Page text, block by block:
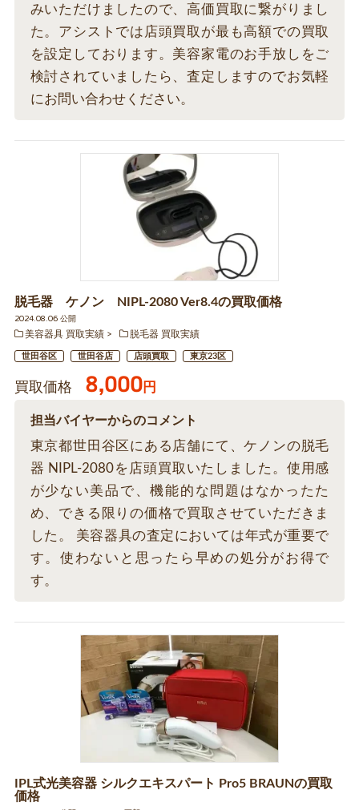
みいただけましたので、高価買取に繋がりまし
た。アシストでは店頭買取が最も高額での買取
を設定しております。美容家電のお手放しをご
検討されていましたら、査定しますのでお気軽
にお問い合わせください。
脱毛器 ケノン NIPL-2080 Ver8.4の買取価格
2024.08.06 公開
美容器具 買取実績
脱毛器 買取実績
世田谷区 世田谷店 店頭買取 東京23区
買取価格 8,000円
担当バイヤーからのコメント
東京都世田谷区にある店舗にて、ケノンの脱毛
器 NIPL-2080を店頭買取いたしました。使用感
が少ない美品で、機能的な問題はなかったた
め、できる限りの価格で買取させていただきま
した。 美容器具の査定においては年式が重要で
す。使わないと思ったら早めの処分がお得で
す。
IPL式光美容器 シルクエキスパート Pro5 BRAUNの買取
価格